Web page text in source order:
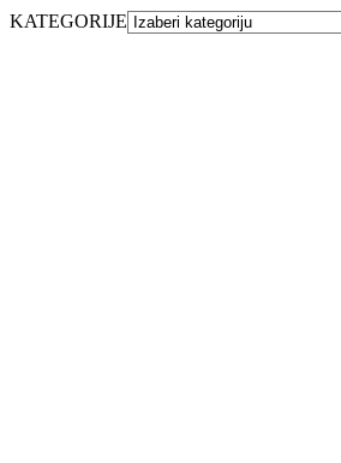
KATEGORIJE